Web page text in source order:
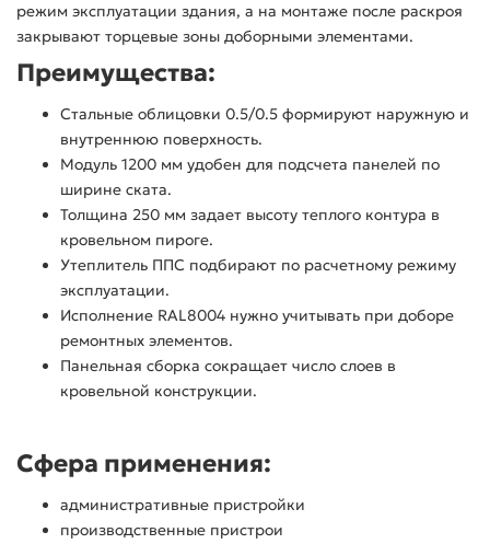
режим эксплуатации здания, а на монтаже после раскроя
закрывают торцевые зоны доборными элементами.
Преимущества:
Стальные облицовки 0.5/0.5 формируют наружную и
внутреннюю поверхность.
Модуль 1200 мм удобен для подсчета панелей по
ширине ската.
Толщина 250 мм задает высоту теплого контура в
кровельном пироге.
Утеплитель ППС подбирают по расчетному режиму
эксплуатации.
Исполнение RAL8004 нужно учитывать при доборе
ремонтных элементов.
Панельная сборка сокращает число слоев в
кровельной конструкции.
Сфера применения:
административные пристройки
производственные пристрои